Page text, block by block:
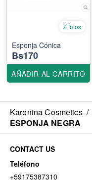
2 fotos
Esponja Cónica
Bs170
AÑADIR AL CARRITO
Karenina Cosmetics /
ESPONJA NEGRA
CONTACT US
Teléfono
+59175387310